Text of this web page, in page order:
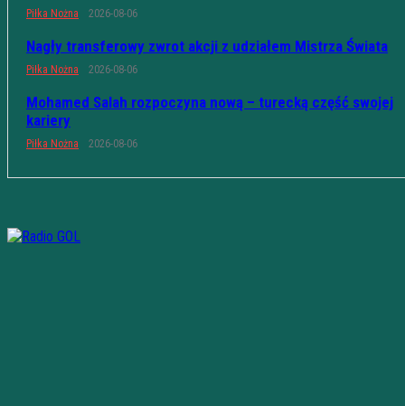
Piłka Nożna 2026-08-06
Nagły transferowy zwrot akcji z udziałem Mistrza Świata
Piłka Nożna 2026-08-06
Mohamed Salah rozpoczyna nową – turecką część swojej
kariery
Piłka Nożna 2026-08-06